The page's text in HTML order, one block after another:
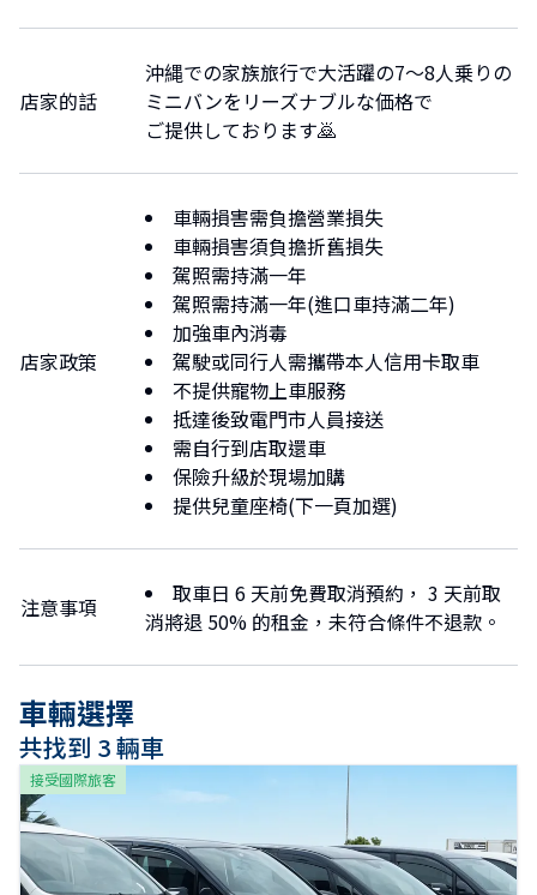
https://lin.ee/84cIbUE
送迎場所について]
・到着後、外へ出て頂きレンタカー会社の送迎レーンへ向
・立体駐車場を正面に見て右方向へお進み頂くと
『14』と書かれた看板が見えてきます。
・看板よりも奥の場所が当店が待機できる場所となりま
到着後に公式LINEから到着の連絡をして頂き当社スタッ
フが迎えに行く流れになります🙇
店家的話
沖縄での家族旅行で大活躍の7〜8人乗りの
ミニバンをリーズナブルな価格で
ご提供しております🙇
店家政策
車輛損害需負擔營業損失
車輛損害須負擔折舊損失
駕照需持滿一年
駕照需持滿一年(進口車持滿二年)
加強車內消毒
駕駛或同行人需攜帶本人信用卡取車
不提供寵物上車服務
抵達後致電門市人員接送
需自行到店取還車
保險升級於現場加購
提供兒童座椅(下一頁加選)
注意事項
取車日 6 天前免費取消預約， 3 天前取
消將退 50% 的租金，未符合條件不退款。
車輛選擇
共找到 3 輛車
接受國際旅客